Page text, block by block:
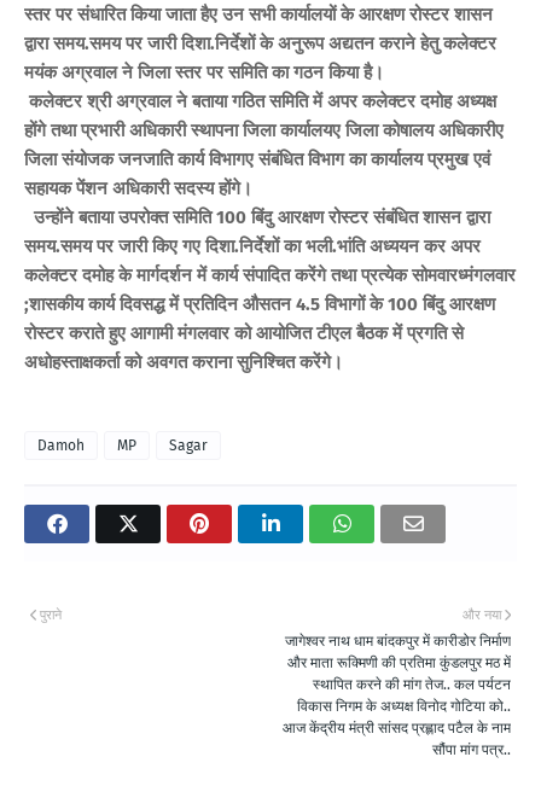
स्तर पर संधारित किया जाता हैए उन सभी कार्यालयों के आरक्षण रोस्टर शासन
द्वारा समय.समय पर जारी दिशा.निर्देशों के अनुरूप अद्यतन कराने हेतु कलेक्टर
मयंक अग्रवाल ने जिला स्तर पर समिति का गठन किया है।
कलेक्टर श्री अग्रवाल ने बताया गठित समिति में अपर कलेक्टर दमोह अध्यक्ष
होंगे तथा प्रभारी अधिकारी स्थापना जिला कार्यालयए जिला कोषालय अधिकारीए
जिला संयोजक जनजाति कार्य विभागए संबंधित विभाग का कार्यालय प्रमुख एवं
सहायक पेंशन अधिकारी सदस्य होंगे।
उन्होंने बताया उपरोक्त समिति 100 बिंदु आरक्षण रोस्टर संबंधित शासन द्वारा
समय.समय पर जारी किए गए दिशा.निर्देशों का भली.भांति अध्ययन कर अपर
कलेक्टर दमोह के मार्गदर्शन में कार्य संपादित करेंगे तथा प्रत्येक सोमवारध्मंगलवार
;शासकीय कार्य दिवसद्ध में प्रतिदिन औसतन 4.5 विभागों के 100 बिंदु आरक्षण
रोस्टर कराते हुए आगामी मंगलवार को आयोजित टीएल बैठक में प्रगति से
अधोहस्ताक्षकर्ता को अवगत कराना सुनिश्चित करेंगे।
Damoh MP Sagar
और नया
जागेश्वर नाथ धाम बांदकपुर में कारीडोर निर्माण
और माता रूक्मिणी की प्रतिमा कुंडलपुर मठ में
स्थापित करने की मांग तेज.. कल पर्यटन
विकास निगम के अध्यक्ष विनोद गोटिया को..
आज केंद्रीय मंत्री सांसद प्रह्लाद पटैल के नाम
सौंपा मांग पत्र..
पुराने